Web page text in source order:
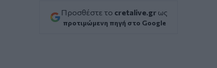
Προσθέστε το cretalive.gr ως
προτιμώμενη πηγή στο Google